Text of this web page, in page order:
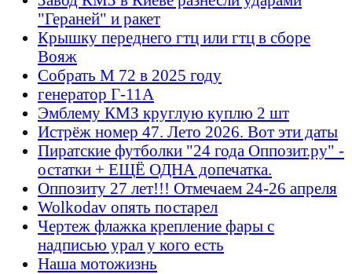
"Гераней" и ракет
Крышку переднего гтц или гтц в сборе
Вояж
Собрать М 72 в 2025 году
генератор Г-11А
Эмблему КМЗ круглую куплю 2 шт
Истрёж номер 47. Лето 2026. Вот эти даты
Пиратские футболки "24 года Оппозит.ру" -
остатки + ЕЩЁ ОДНА допечатка.
Оппозиту 27 лет!!! Отмечаем 24-26 апреля
Wolkodav опять постарел
Чертеж флажка крепление фары с
надписью урал у кого есть
Наша мотожизнь